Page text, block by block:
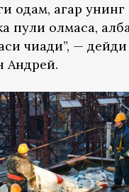
одам, агар унинг
пули қолмаса,
чиқади”, —
Андрей.